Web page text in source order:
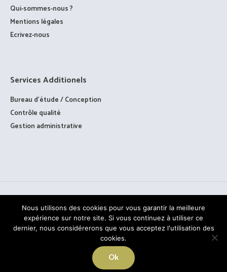
Qui-sommes-nous ?
Mentions légales
Ecrivez-nous
Services Additionels
Bureau d’étude / Conception
Contrôle qualité
Gestion administrative
TOUS DROITS RÉSERVÉS © PAAGE - 2020
Nous utilisons des cookies pour vous garantir la meilleure
expérience sur notre site. Si vous continuez à utiliser ce
dernier, nous considérerons que vous acceptez l'utilisation des
cookies.
Ok